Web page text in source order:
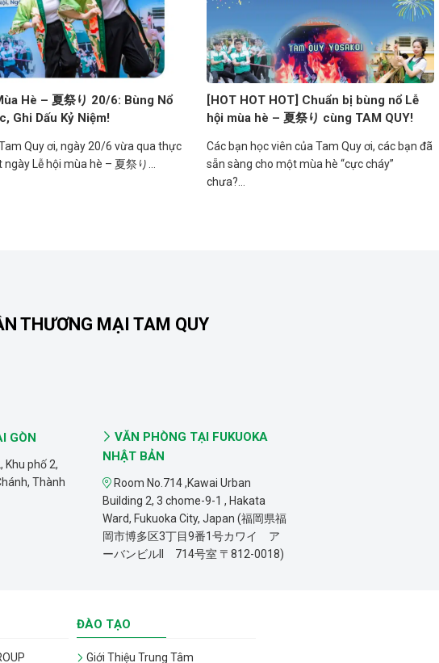
Hè – 夏祭り 20/6: Bùng Nổ
Ghi Dấu Kỷ Niệm!
Quy ơi, ngày 20/6 vừa qua thực
Lễ hội mùa hè – 夏祭り...
[HOT HOT HOT] Chuẩn bị bùng nổ Lễ
hội mùa hè – 夏祭り cùng TAM QUY!
Các bạn học viên của Tam Quy ơi, các bạn đã
sẵn sàng cho một mùa hè “cực cháy”
chưa?...
THƯƠNG MẠI TAM QUY
GÒN
Khu phố 2,
Thành
VĂN PHÒNG TẠI FUKUOKA
NHẬT BẢN
Room No.714 ,Kawai Urban
Building 2, 3 chome-9-1 , Hakata
Ward, Fukuoka City, Japan (福岡県福
岡市博多区3丁目9番1号カワイ ア
ーバンビルII 714号室 〒812-0018)
ĐÀO TẠO
Giới Thiệu Trung Tâm